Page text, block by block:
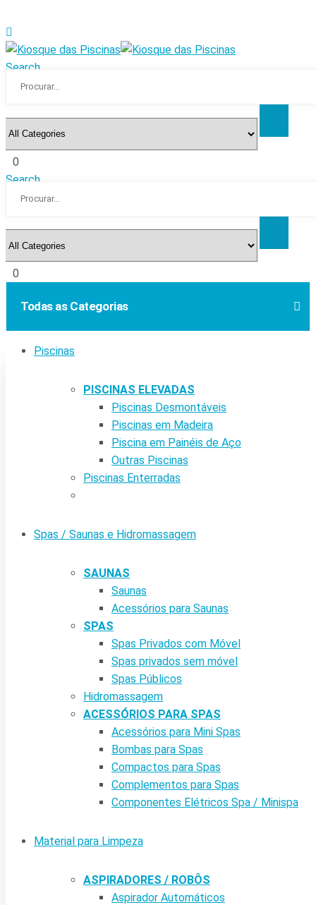
Search
0
Search
0
Todas as Categorias
Piscinas
PISCINAS ELEVADAS
Piscinas Desmontáveis
Piscinas em Madeira
Piscina em Painéis de Aço
Outras Piscinas
Piscinas Enterradas
Spas / Saunas e Hidromassagem
SAUNAS
Saunas
Acessórios para Saunas
SPAS
Spas Privados com Móvel
Spas privados sem móvel
Spas Públicos
Hidromassagem
ACESSÓRIOS PARA SPAS
Acessórios para Mini Spas
Bombas para Spas
Compactos para Spas
Complementos para Spas
Componentes Elétricos Spa / Minispa
Material para Limpeza
ASPIRADORES / ROBÔS
Aspirador Automáticos